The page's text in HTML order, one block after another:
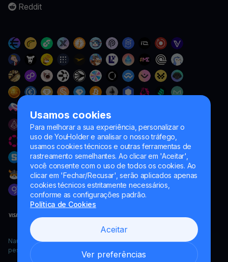
Usamos cookies
Para melhorar a sua experiência, personalizar o
uso de YouHolder e analisar o nosso tráfego,
usamos cookies técnicos e outras ferramentas de
rastreamento semelhantes. Ao clicar em 'Aceitar',
você consente com o uso de todos os cookies. Ao
clicar em 'Fechar/Recusar', serão aplicados apenas
cookies técnicos estritamente necessários,
conforme as configurações padrão.
Política de Cookies
Aceitar
Ver preferências
Reddit
Naumard LTD. – apenas para fins de desenvolvimento de TI,
pesquisa e marketing